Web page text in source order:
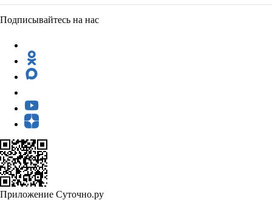
Подписывайтесь на нас
Приложение Суточно.ру